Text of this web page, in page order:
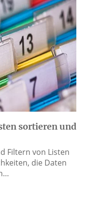
sortieren und
Filtern von Listen
die Daten